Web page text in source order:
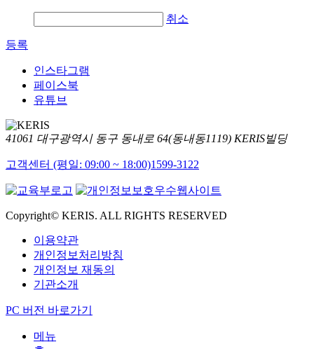
취소
등록
인스타그램
페이스북
유튜브
41061 대구광역시 동구 동내로 64(동내동1119) KERIS빌딩
고객센터 (평일: 09:00 ~ 18:00)1599-3122
Copyright© KERIS. ALL RIGHTS RESERVED
이용약관
개인정보처리방침
개인정보 재동의
기관소개
PC 버전 바로가기
메뉴